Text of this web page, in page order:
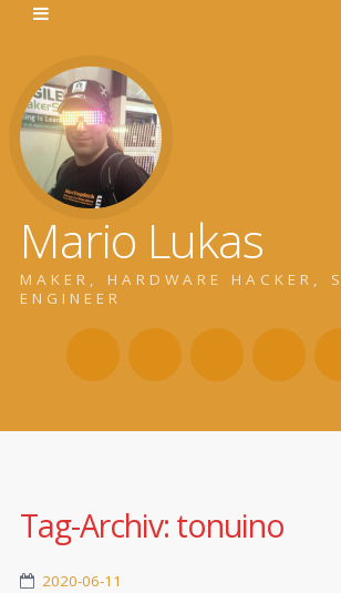
Mario Lukas
MAKER, HARDWARE HACKER,
ENGINEER
Tag-Archiv: tonuino
2020-06-11